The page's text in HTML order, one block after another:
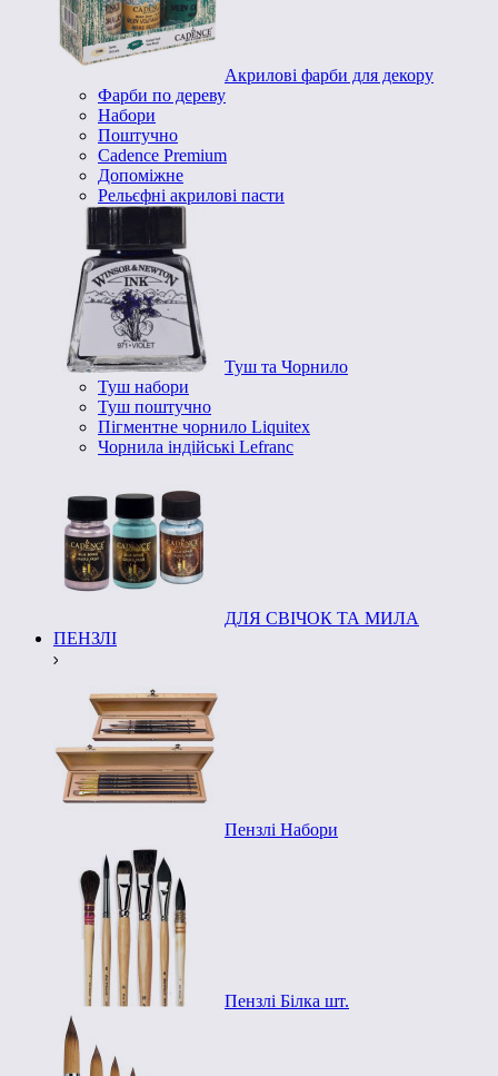
Акрилові фарби для декору
Фарби по дереву
Набори
Поштучно
Cadence Premium
Допоміжне
Рельєфні акрилові пасти
Туш та Чорнило
Туш набори
Туш поштучно
Пігментне чорнило Liquitex
Чорнила індійські Lefranc
ДЛЯ СВІЧОК ТА МИЛА
ПЕНЗЛІ
Пензлі Набори
Пензлі Білка шт.